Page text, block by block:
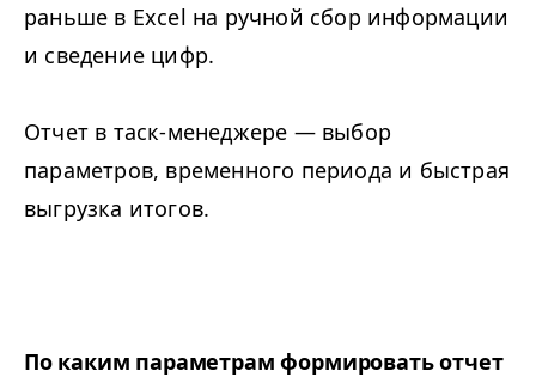
раньше в Excel на ручной сбор информации
и сведение цифр.
Отчет в таск-менеджере — выбор
параметров, временного периода и быстрая
выгрузка итогов.
По каким параметрам формировать отчет